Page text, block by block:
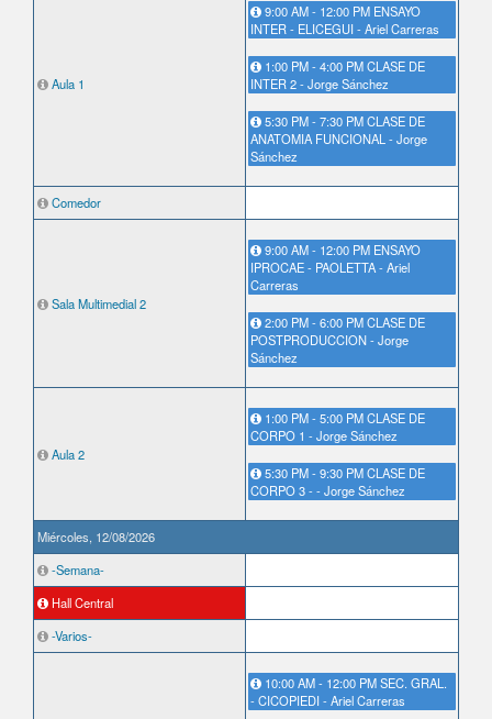
Aula 1
9:00 AM - 12:00 PM ENSAYO
INTER - ELICEGUI - Ariel Carreras
1:00 PM - 4:00 PM CLASE DE
INTER 2 - Jorge Sánchez
5:30 PM - 7:30 PM CLASE DE
ANATOMIA FUNCIONAL - Jorge
Sánchez
Comedor
Sala Multimedial 2
9:00 AM - 12:00 PM ENSAYO
IPROCAE - PAOLETTA - Ariel
Carreras
2:00 PM - 6:00 PM CLASE DE
POSTPRODUCCION - Jorge
Sánchez
Aula 2
1:00 PM - 5:00 PM CLASE DE
CORPO 1 - Jorge Sánchez
5:30 PM - 9:30 PM CLASE DE
CORPO 3 - - Jorge Sánchez
Miércoles, 12/08/2026
-Semana-
Hall Central
-Varios-
10:00 AM - 12:00 PM SEC. GRAL.
- CICOPIEDI - Ariel Carreras